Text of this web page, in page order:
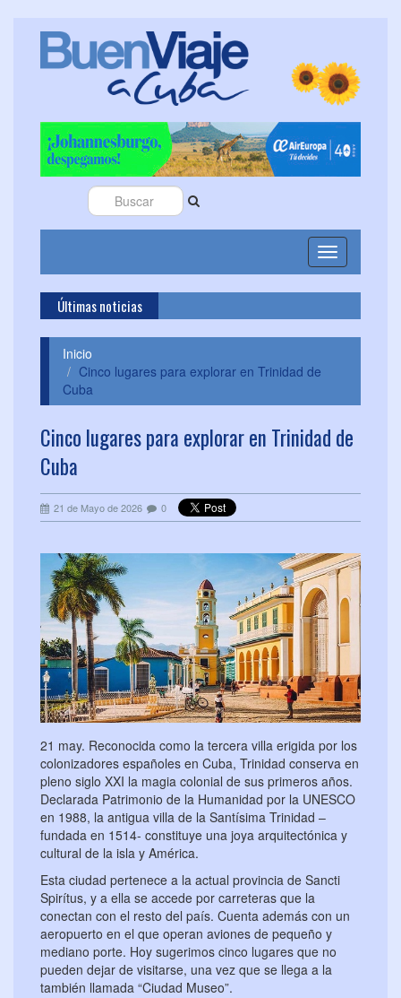
Toggle
navigation
Últimas noticias
Inicio
Cinco lugares para explorar en Trinidad de
Cuba
Cinco lugares para explorar en Trinidad de
Cuba
21 de Mayo de 2026 0
21 may. Reconocida como la tercera villa erigida por los
colonizadores españoles en Cuba, Trinidad conserva en
pleno siglo XXI la magia colonial de sus primeros años.
Declarada Patrimonio de la Humanidad por la UNESCO
en 1988, la antigua villa de la Santísima Trinidad –
fundada en 1514- constituye una joya arquitectónica y
cultural de la isla y América.
Esta ciudad pertenece a la actual provincia de Sancti
Spirítus, y a ella se accede por carreteras que la
conectan con el resto del país. Cuenta además con un
aeropuerto en el que operan aviones de pequeño y
mediano porte. Hoy sugerimos cinco lugares que no
pueden dejar de visitarse, una vez que se llega a la
también llamada “Ciudad Museo”.